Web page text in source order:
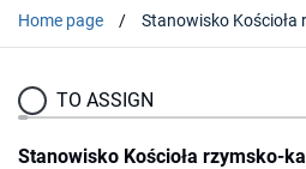
Home page
TO ASSIGN
Stanowisko Kościoła rzymsko-